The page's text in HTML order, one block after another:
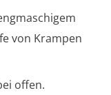
von Krampen
offen.